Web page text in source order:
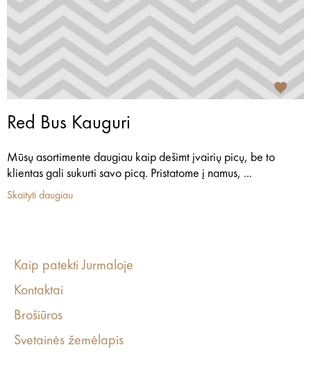
Red Bus Kauguri
Mūsų asortimente daugiau kaip dešimt įvairių picų, be to
klientas gali sukurti savo picą. Pristatome į namus, ...
Skaityti daugiau
Kaip patekti Jurmaloje
Kontaktai
Brošiūros
Svetainės žemėlapis